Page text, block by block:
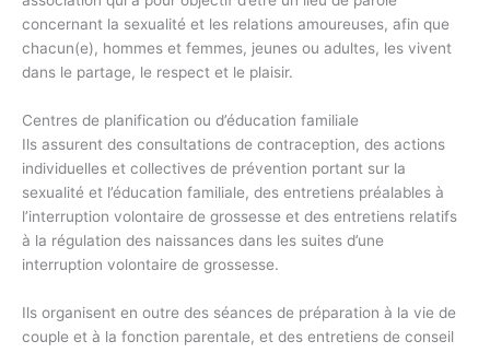
concernant la sexualité et les relations amoureuses, afin que
chacun(e), hommes et femmes, jeunes ou adultes, les vivent
dans le partage, le respect et le plaisir.
Centres de planification ou d’éducation familiale
Ils assurent des consultations de contraception, des actions
individuelles et collectives de prévention portant sur la
sexualité et l’éducation familiale, des entretiens préalables à
l’interruption volontaire de grossesse et des entretiens relatifs
à la régulation des naissances dans les suites d’une
interruption volontaire de grossesse.
Ils organisent en outre des séances de préparation à la vie de
couple et à la fonction parentale, et des entretiens de conseil